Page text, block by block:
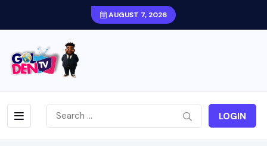
AUGUST 7, 2026
LOGIN